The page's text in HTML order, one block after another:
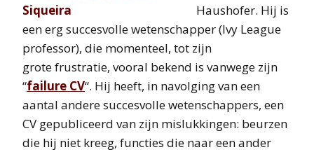
Haushofer. Hij is
een erg succesvolle wetenschapper (Ivy League
professor), die momenteel, tot zijn
grote frustratie, vooral bekend is vanwege zijn
“failure CV“. Hij heeft, in navolging van een
aantal andere succesvolle wetenschappers, een
CV gepubliceerd van zijn mislukkingen: beurzen
die hij niet kreeg, functies die naar een ander